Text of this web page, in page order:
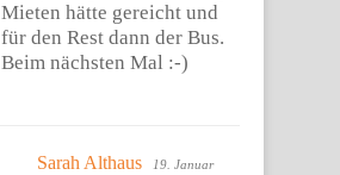
Mieten hätte gereicht und
für den Rest dann der Bus.
Beim nächsten Mal :-)
Sarah Althaus
19. Januar